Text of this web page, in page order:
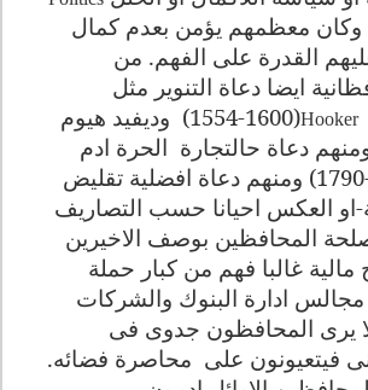
وكان معظمهم يؤمن بعدم كمال
القدرة على الفهم. من
ايضا دعاة التنوير مثل
Hooker
(1554-1600) وديفيد هيوم
الحرة ادم
سميث (1723-1790) ومنهم دعاة افضلية تقليض
او العكس احيانا حسب التصاريف
المحافظين بوصف الاخيرين
غالبا فهم من كبار حملة
مجالس ادارة البنوك والشركات
يرى المحافظون جدوى فى
فيتعيونون على محاصرة فضائه.